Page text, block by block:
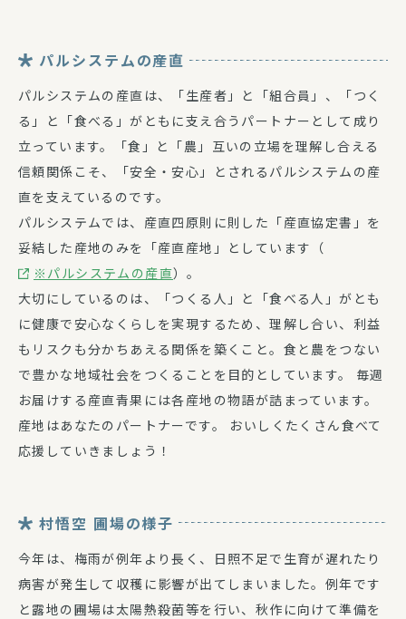
パルシステムの産直
パルシステムの産直は、「生産者」と「組合員」、「つく
る」と「食べる」がともに支え合うパートナーとして成り
立っています。「食」と「農」互いの立場を理解し合える
信頼関係こそ、「安全・安心」とされるパルシステムの産
直を支えているのです。
パルシステムでは、産直四原則に則した「産直協定書」を
妥結した産地のみを「産直産地」としています（
※パルシステムの産直）。
大切にしているのは、「つくる人」と「食べる人」がとも
に健康で安心なくらしを実現するため、理解し合い、利益
もリスクも分かちあえる関係を築くこと。食と農をつない
で豊かな地域社会をつくることを目的としています。 毎週
お届けする産直青果には各産地の物語が詰まっています。
産地はあなたのパートナーです。 おいしくたくさん食べて
応援していきましょう！
村悟空 圃場の様子
今年は、梅雨が例年より長く、日照不足で生育が遅れたり
病害が発生して収穫に影響が出てしまいました。例年です
と露地の圃場は太陽熱殺菌等を行い、秋作に向けて準備を